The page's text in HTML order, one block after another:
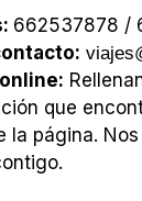
662537878 /
que
la página.